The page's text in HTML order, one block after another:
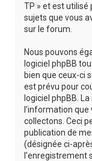
TP » et est
sujets que vous
sur le forum.
Nous pouvons
logiciel phpBB
bien que ceux-ci
est prévu pour
logiciel phpBB.
l’information que
collectons. Ceci
publication de
(désignée ci-
l’enregistrement